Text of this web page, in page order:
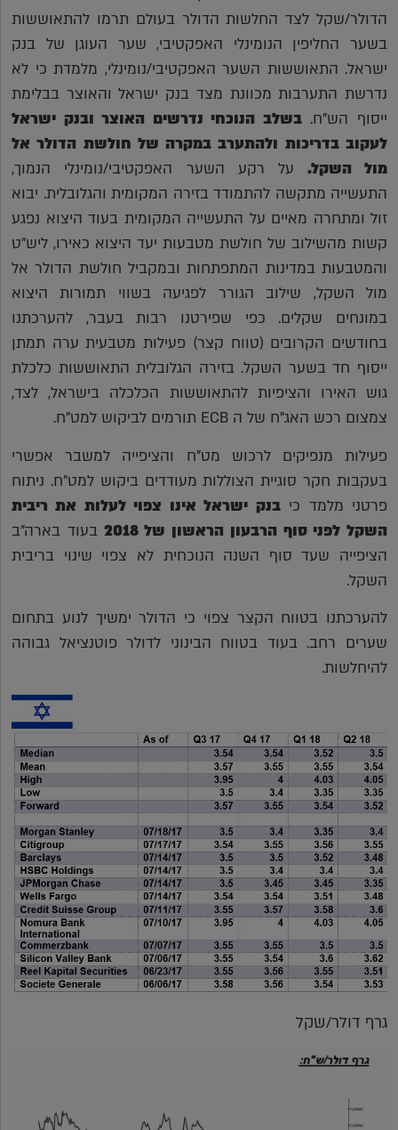
הדולר/שקל לצד החלשות הדולר בעולם תרמו להתאוששות
בשער החליפין הנומינלי האפקטיבי, שער העוגן של בנק
ישראל. התאוששות השער האפקטיבי/נומינלי, מלמדת כי לא
נדרשת התערבות מכוונת מצד בנק ישראל והאוצר בבלימת
ייסוף הש"ח.בשלב הנוכחי נדרשים האוצר ובנק ישראל
לעקוב בדריכות ולהתערב במקרה של חולשת הדולר אל
מול השקל. על רקע השער האפקטיבי/נומינלי הנמוך,
התעשייה מתקשה להתמודד בזירה המקומית והגלובלית. יבוא
זול ומתחרה מאיים על התעשייה המקומית בעוד היצוא נפגע
קשות מהשילוב של חולשת מטבעות יעד היצוא כאירו, ליש"ט
והמטבעות במדינות המתפתחות ובמקביל חולשת הדולר אל
מול השקל, שילוב הגורר לפגיעה בשווי תמורות היצוא
במונחים שקלים. כפי שפירטנו רבות בעבר, להערכתנו
בחודשים הקרובים (טווח קצר) פעילות מטבעית ערה תמתן
ייסוף חד בשער השקל. בזירה הגלובלית התאוששות כלכלת
גוש האירו והציפיות להתאוששות הכלכלה בישראל, לצד,
צמצום רכש האג"ח של ה ECB תורמים לביקוש למט"ח.
פעילות מנפיקים לרכוש מט"ח והציפייה למשבר אפשרי
בעקבות חקר סוגיית הצוללות מעודדים ביקוש למט"ח. ניתוח
פרטני מלמד כיבנק ישראל אינו צפוי לעלות את ריבית
השקל לפני סוף הרבעון הראשון של 2018
בעוד בארה"ב
הציפייה שעד סוף השנה הנוכחית לא צפוי שינוי בריבית
השקל.
להערכתנו בטווח הקצר צפוי כי הדולר ימשיך לנוע בתחום
שערים רחב. בעוד בטווח הבינוני לדולר פוטנציאל גבוהה
להיחלשות.
גרף דולר/שקל